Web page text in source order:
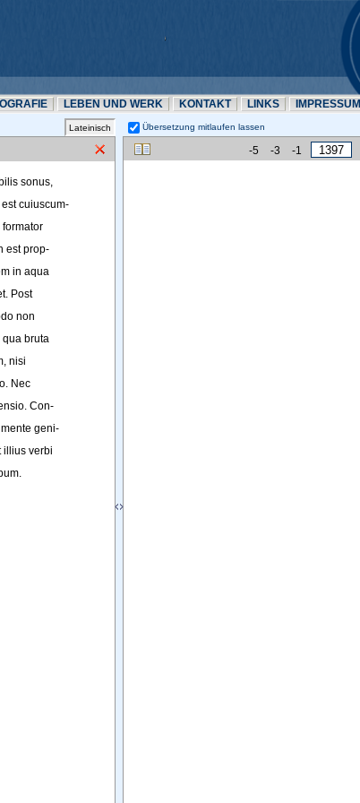
LEBEN UND WERK KONTAKT LINKS IMPRESSUM
Übersetzung mitlaufen lassen
sonus,
est cuiuscum-
formator
est prop-
in aqua
. Post
non
qua bruta
, nisi
. Nec
. Con-
mente geni-
illius verbi
.
-5 -3 -1